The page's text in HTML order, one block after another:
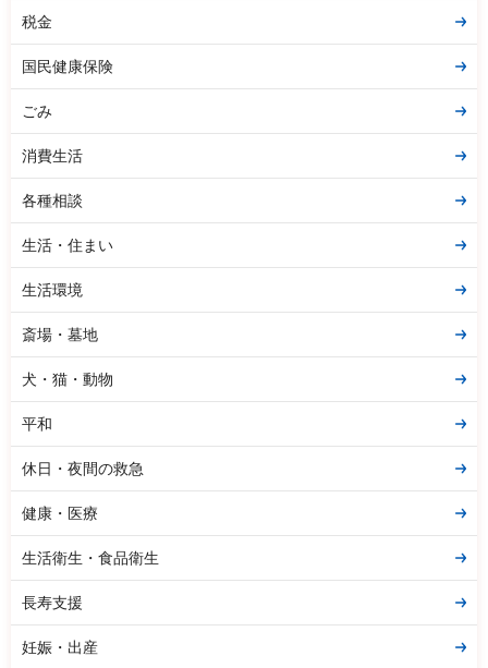
税金
国民健康保険
ごみ
消費生活
各種相談
生活・住まい
生活環境
斎場・墓地
犬・猫・動物
平和
休日・夜間の救急
健康・医療
生活衛生・食品衛生
長寿支援
妊娠・出産